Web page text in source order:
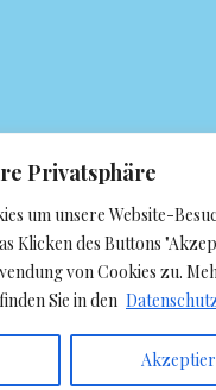
Privatsphäre
um unsere Website-
Klicken des Buttons
von Cookies zu.
Sie in den